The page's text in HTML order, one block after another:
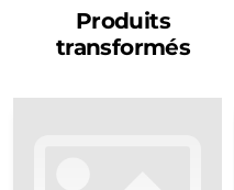
Produits
transformés